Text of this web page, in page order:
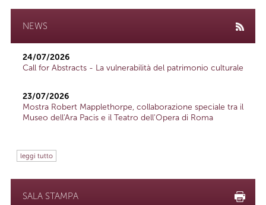
NEWS
24/07/2026
Call for Abstracts - La vulnerabilità del patrimonio culturale
23/07/2026
Mostra Robert Mapplethorpe, collaborazione speciale tra il
Museo dell'Ara Pacis e il Teatro dell'Opera di Roma
leggi tutto
SALA STAMPA